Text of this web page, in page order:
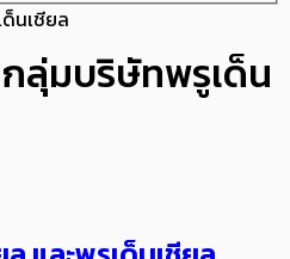
นเชียล
ลุ่มบริษัทพรูเด็น